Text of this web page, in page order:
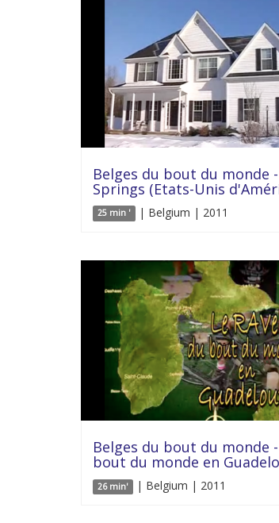
Belges du bout du monde
Springs (Etats-Unis
25 min ' | Belgium | 2011
Belges du bout du monde -
bout du monde en
26 min' | Belgium | 2011